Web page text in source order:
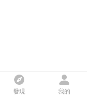
發現 我的